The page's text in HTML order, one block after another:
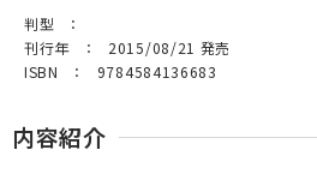
判型 ：
刊行年 ： 2015/08/21 発売
ISBN ： 9784584136683
内容紹介